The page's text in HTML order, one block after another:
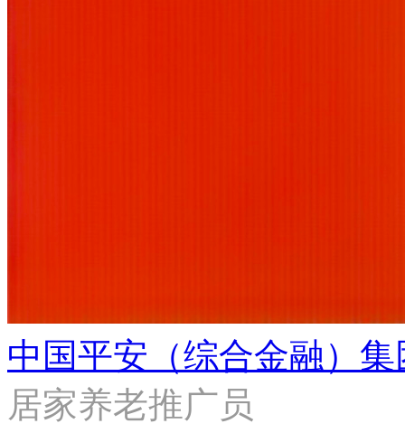
中国平安（综合金融）集
居家养老推广员